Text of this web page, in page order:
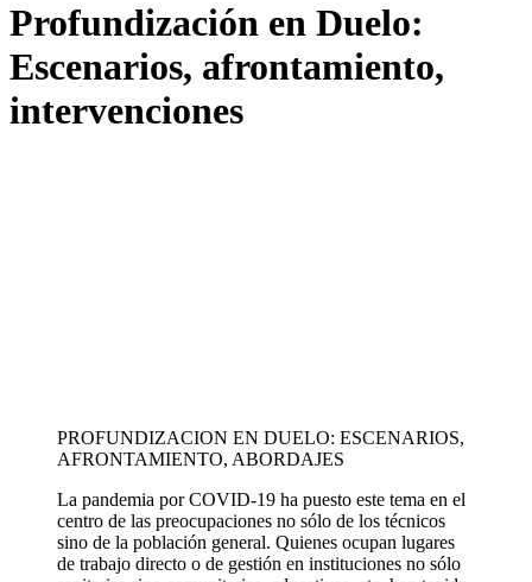
Profundización en Duelo:
Escenarios, afrontamiento,
intervenciones
PROFUNDIZACION EN DUELO: ESCENARIOS,
AFRONTAMIENTO, ABORDAJES
La pandemia por COVID-19 ha puesto este tema en el
centro de las preocupaciones no sólo de los técnicos
sino de la población general. Quienes ocupan lugares
de trabajo directo o de gestión en instituciones no sólo